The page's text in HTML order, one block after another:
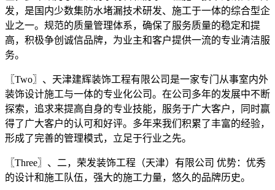
发，是国内少数集防水堵漏技术研发、施工于一体的综合型企
业之一。规范的质量管理体系，确保了服务质量的稳定和提
高，积极争创诚信品牌，为业主和客户提供一流的专业清洁服
务。
〖Two〗、天津建辉装饰工程有限公司是一家专门从事室内外
装饰设计施工与一体的专业化公司。在公司多年的发展中不断
探索，追求来提高自身的专业技能，服务于广大客户，同时赢
得了广大客户的认可和好评。多年来我们积累了丰富的经验，
形成了完善的管理模式，立足于行业之先。
〖Three〗、二，荣发装饰工程（天津）有限公司 优势：优秀
的设计和施工队伍，强大的施工力量，悠久的品牌历史。